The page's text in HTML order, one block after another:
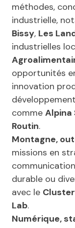
méthodes,
industrielle,
Bissy, Les
industrielles
opportunités
innovation
comme Alpina
Routin.
Montagne,
missions en
durable ou
avec le
Lab.
Numérique,